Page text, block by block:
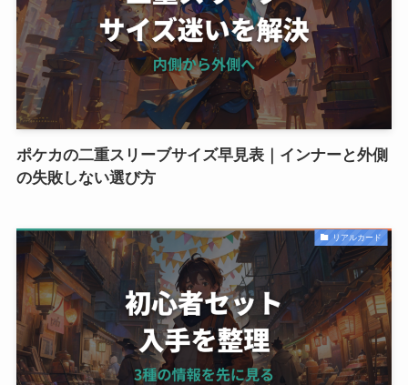
ポケカの二重スリーブサイズ早見表｜インナーと外側
の失敗しない選び方
リアルカード